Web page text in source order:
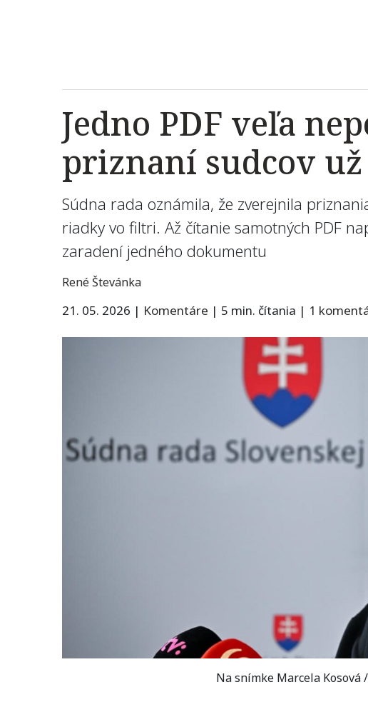
Jedno PDF veľa
priznaní sudcov už
Súdna rada oznámila, že zverejnila
riadky vo filtri. Až čítanie samotných PDF
zaradení jedného dokumentu
René Števánka
21. 05. 2026 | Komentáre | 5 min. čítania | 1
Na snímke Marcela Kosová